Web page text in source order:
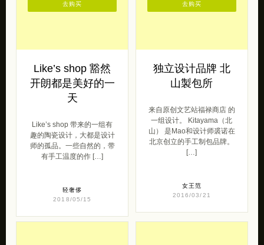
Like’s shop 豁然
开朗都是美好的一
天
Like’s shop 带来的一组有
趣的陶瓷设计，大都是设计
师的孤品。一些自然的，带
有手工温度的作 […]
轻奢侈
2018/05/15
去购买
独立设计品牌 北
山製包所
来自原创文艺站福禄商店 的
一组设计。 Kitayama（北
山） 是Mao和设计师裘诺在
北京创立的手工制包品牌。
[…]
女王范
2016/03/21
去购买